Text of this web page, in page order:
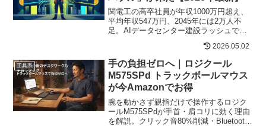
関電工の高卒社員が年収1000万円超え、
平均年収547万円、2045年には2万人不
足。AIデータセンター建設ラッシュで
「電気工事士バブル」が到来。経産省・
2026.05.02
工具系
手の負担ゼロへ｜ロジクール
M575SPd トラックボールマウス
が今Amazonでお得
腕を動かさず親指だけで操作するロジク
ールM575SPdが手首・肩コリに効く理由
を解説。クリック音80%削減・Bluetooth